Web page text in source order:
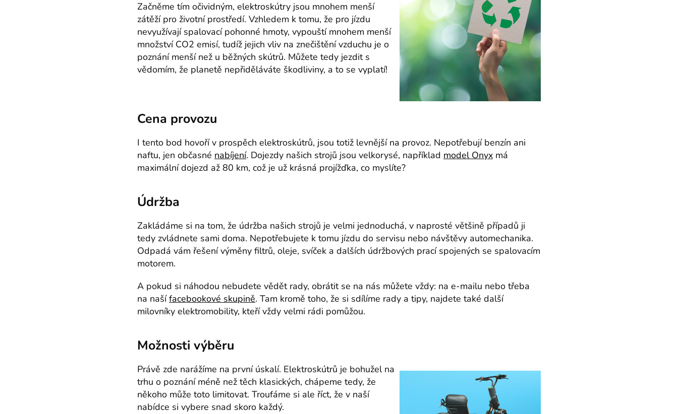
Začněme tím očividným, elektroskútry jsou mnohem menší
zátěží pro životní prostředí. Vzhledem k tomu, že pro jízdu
nevyužívají spalovací pohonné hmoty, vypouští mnohem menší
množství CO2 emisí, tudíž jejich vliv na znečištění vzduchu je o
poznání menší než u běžných skútrů. Můžete tedy jezdit s
vědomím, že planetě nepřiděláváte škodliviny, a to se vyplatí!
Cena provozu
I tento bod hovoří v prospěch elektroskútrů, jsou totiž levnější na provoz. Nepotřebují benzín ani
naftu, jen občasné nabíjení. Dojezdy našich strojů jsou velkorysé, například model Onyx má
maximální dojezd až 80 km, což je už krásná projížďka, co myslíte?
Údržba
Zakládáme si na tom, že údržba našich strojů je velmi jednoduchá, v naprosté většině případů ji
tedy zvládnete sami doma. Nepotřebujete k tomu jízdu do servisu nebo návštěvy automechanika.
Odpadá vám řešení výměny filtrů, oleje, svíček a dalších údržbových prací spojených se spalovacím
motorem.
A pokud si náhodou nebudete vědět rady, obrátit se na nás můžete vždy: na e-mailu nebo třeba
na našífacebookové skupině. Tam kromě toho, že si sdílíme rady a tipy, najdete také další
milovníky elektromobility, kteří vždy velmi rádi pomůžou.
Možnosti výběru
Právě zde narážíme na první úskalí. Elektroskútrů je bohužel na
trhu o poznání méně než těch klasických, chápeme tedy, že
někoho může toto limitovat. Troufáme si ale říct, že v naší
nabídce si vybere snad skoro každý.